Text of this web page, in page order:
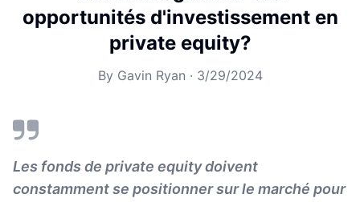
opportunités d'investissement en
private equity?
By Gavin Ryan · 3/29/2024
Les fonds de private equity doivent
constamment se positionner sur le marché pour